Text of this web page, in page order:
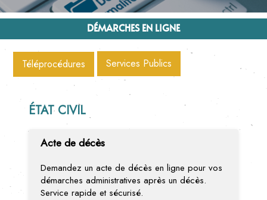
DÉMARCHES EN LIGNE
Téléprocédures Services Publics
ÉTAT CIVIL
Acte de décès
Demandez un acte de décès en ligne pour vos
démarches administratives après un décès.
Service rapide et sécurisé.